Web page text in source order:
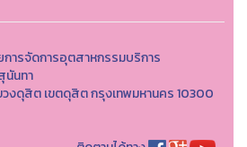
ารจัดการอุตสาหกรรมบริการ
นันทา
วงดุสิต เขตดุสิต กรุงเทพมหานคร 10300